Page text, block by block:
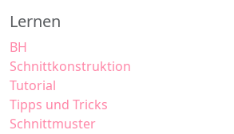
Lernen
BH
Schnittkonstruktion
Tutorial
Tipps und Tricks
Schnittmuster